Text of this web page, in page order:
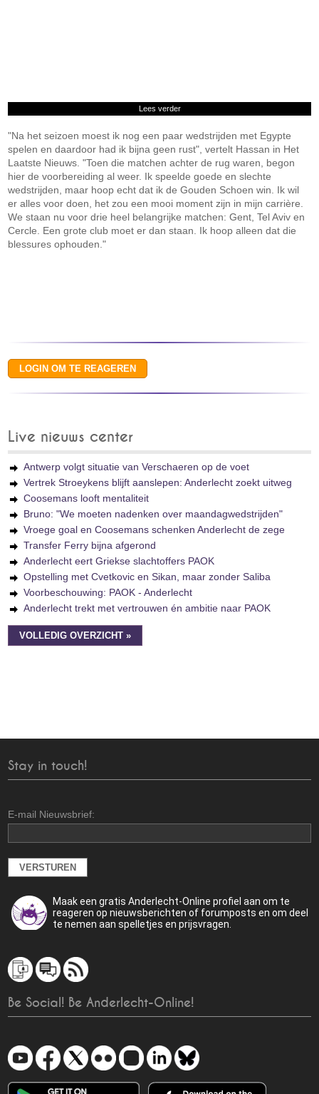
Lees verder
"Na het seizoen moest ik nog een paar wedstrijden met Egypte
spelen en daardoor had ik bijna geen rust", vertelt Hassan in Het
Laatste Nieuws. "Toen die matchen achter de rug waren, begon
hier de voorbereiding al weer. Ik speelde goede en slechte
wedstrijden, maar hoop echt dat ik de Gouden Schoen win. Ik wil
er alles voor doen, het zou een mooi moment zijn in mijn carrière.
We staan nu voor drie heel belangrijke matchen: Gent, Tel Aviv en
Cercle. Een grote club moet er dan staan. Ik hoop alleen dat die
blessures ophouden."
Live nieuws center
Antwerp volgt situatie van Verschaeren op de voet
Vertrek Stroeykens blijft aanslepen: Anderlecht zoekt uitweg
Coosemans looft mentaliteit
Bruno: "We moeten nadenken over maandagwedstrijden"
Vroege goal en Coosemans schenken Anderlecht de zege
Transfer Ferry bijna afgerond
Anderlecht eert Griekse slachtoffers PAOK
Opstelling met Cvetkovic en Sikan, maar zonder Saliba
Voorbeschouwing: PAOK - Anderlecht
Anderlecht trekt met vertrouwen én ambitie naar PAOK
VOLLEDIG OVERZICHT »
Stay in touch!
E-mail Nieuwsbrief:
Maak een gratis Anderlecht-Online profiel aan om te
reageren op nieuwsberichten of forumposts en om deel
te nemen aan spelletjes en prijsvragen.
Be Social! Be Anderlecht-Online!